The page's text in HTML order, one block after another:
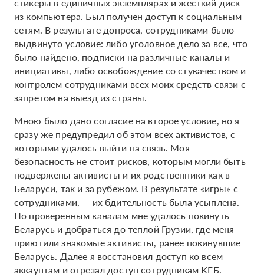
из компьютера. Был получен доступ к социальным
сетям. В результате допроса, сотрудниками было
выдвинуто условие: либо уголовное дело за все, что
было найдено, подписки на различные каналы и
инициативы, либо освобождение со стукачеством и
контролем сотрудниками всех моих средств связи с
запретом на выезд из страны.
Мною было дано согласие на второе условие, но я
сразу же предупредил об этом всех активистов, с
которыми удалось выйти на связь. Моя
безопасность не стоит рисков, которым могли быть
подвержены активисты и их родственники как в
Беларуси, так и за рубежом. В результате «игры» с
сотрудниками, — их бдительность была усыплена.
По проверенным каналам мне удалось покинуть
Беларусь и добраться до теплой Грузии, где меня
приютили знакомые активисты, ранее покинувшие
Беларусь. Далее я восстановил доступ ко всем
аккаунтам и отрезал доступ сотрудникам КГБ.